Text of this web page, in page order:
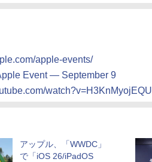
apple-events/
Event — September 9
watch?v=H3KnMyojEQU
アップル、「WWDC」
で「iOS 26/iPadOS